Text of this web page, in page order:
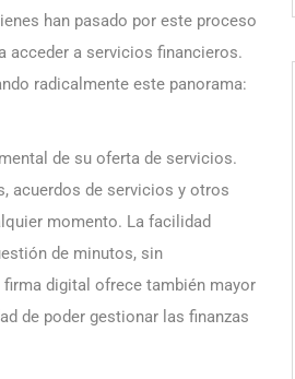
han pasado por este proceso
acceder a servicios financieros.
radicalmente este panorama:
de su oferta de servicios.
acuerdos de servicios y otros
momento. La facilidad
de minutos, sin
digital ofrece también mayor
de poder gestionar las finanzas